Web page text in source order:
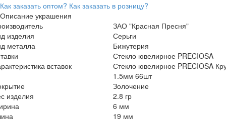
Как заказать оптом? Как заказать в розницу?
Описание украшения
ЗАО "Красная Пресня"
изделия
Серьги
металла
Бижутерия
Стекло ювелирное PRECIOSA
вставок
Стекло ювелирное PRECIOSA
1.5мм 66шт
Золочение
изделия
2.8 гр
6 мм
19 мм